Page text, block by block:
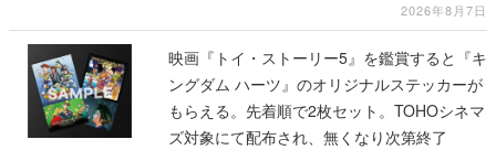
2026年8月7日
映画『トイ・ストーリー5』を鑑賞すると『キ
ングダム ハーツ』のオリジナルステッカーが
もらえる。先着順で2枚セット。TOHOシネマ
ズ対象にて配布され、無くなり次第終了